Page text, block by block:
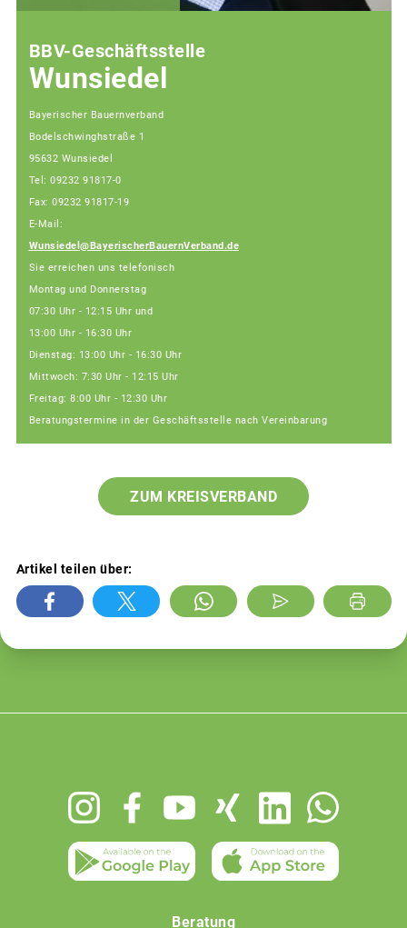
BBV-Geschäftsstelle
Wunsiedel
Bayerischer Bauernverband
Bodelschwinghstraße 1
95632 Wunsiedel
Tel: 09232 91817-0
Fax: 09232 91817-19
E-Mail:
Wunsiedel@BayerischerBauernVerband.de
Sie erreichen uns telefonisch
Montag und Donnerstag
07:30 Uhr - 12:15 Uhr und
13:00 Uhr - 16:30 Uhr
Dienstag: 13:00 Uhr - 16:30 Uhr
Mittwoch: 7:30 Uhr - 12:15 Uhr
Freitag: 8:00 Uhr - 12:30 Uhr
Beratungstermine in der Geschäftsstelle nach Vereinbarung
ZUM KREISVERBAND
Artikel teilen über:
Beratung